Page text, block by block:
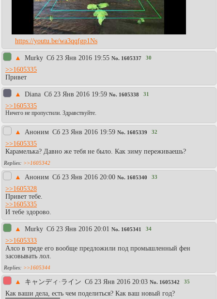
https://youtu.be/wa3qqfgp1Ns
▲ Murky Сб 23 Янв 2016 19:55 No. 1605337 30
>>1605335
Привет
▲ Diаna Сб 23 Янв 2016 19:59 No. 1605338 31
>>1605335
Ничего не пропустили. Здравствуйте.
▲ Аноним Сб 23 Янв 2016 19:59 No. 1605339 32
>>1605335
Карамелька? Давно же тебя не было. Как зиму переживаешь?
>>1605342
▲ Аноним Сб 23 Янв 2016 20:00 No. 1605340 33
>>1605328
Привет тебе.
>>1605335
И тебе здорово.
▲ Murky Сб 23 Янв 2016 20:01 No. 1605341 34
>>1605333
Алсо в треде его вообще предложили под промышленный фен
засовывать лол.
>>1605344
▲ キャンディ·ライン Сб 23 Янв 2016 20:03 No. 1605342 35
Как ваши дела, есть чем поделиться? Как ваш новый год?